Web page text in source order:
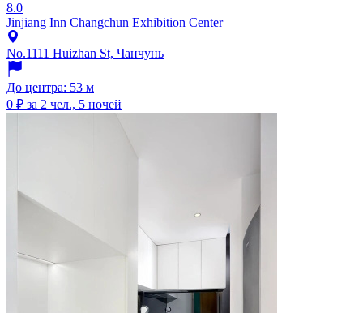
8.0
Jinjiang Inn Changchun Exhibition Center
No.1111 Huizhan St, Чанчунь
До центра: 53 м
0 ₽ за 2 чел., 5 ночей